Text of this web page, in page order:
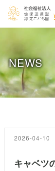
NEWS
2026-04-10
キャベツ